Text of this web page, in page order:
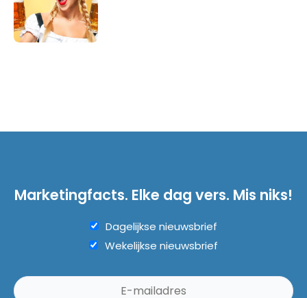
Marketingfacts. Elke dag vers. Mis niks!
Dagelijkse nieuwsbrief
Wekelijkse nieuwsbrief